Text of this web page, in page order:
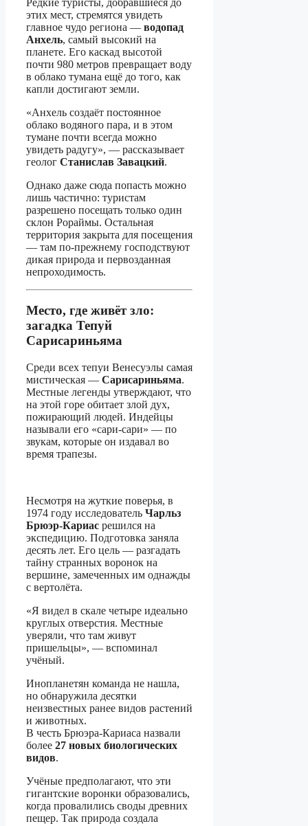
этих мест, стремятся увидеть
главное чудо региона — водопад
Анхель, самый высокий на
планете. Его каскад высотой
почти 980 метров превращает воду
в облако тумана ещё до того, как
капли достигают земли.
«Анхель создаёт постоянное
облако водяного пара, и в этом
тумане почти всегда можно
увидеть радугу», — рассказывает
геолог Станислав Завацкий.
Однако даже сюда попасть можно
лишь частично: туристам
разрешено посещать только один
склон Рораймы. Остальная
территория закрыта для посещения
— там по-прежнему господствуют
дикая природа и первозданная
непроходимость.
Место, где живёт зло:
загадка Тепуй
Сарисариньяма
Среди всех тепуи Венесуэлы самая
мистическая — Сарисариньяма.
Местные легенды утверждают, что
на этой горе обитает злой дух,
пожирающий людей. Индейцы
называли его «сари-сари» — по
звукам, которые он издавал во
время трапезы.
Несмотря на жуткие поверья, в
1974 году исследователь Чарльз
Брюэр-Кариас решился на
экспедицию. Подготовка заняла
десять лет. Его цель — разгадать
тайну странных воронок на
вершине, замеченных им однажды
с вертолёта.
«Я видел в скале четыре идеально
круглых отверстия. Местные
уверяли, что там живут
пришельцы», — вспоминал
учёный.
Инопланетян команда не нашла,
но обнаружила десятки
неизвестных ранее видов растений
и животных.
В честь Брюэра-Кариаса назвали
более 27 новых биологических
видов.
Учёные предполагают, что эти
гигантские воронки образовались,
когда провалились своды древних
пещер. Так природа создала